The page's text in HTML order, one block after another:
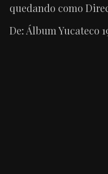
quedando como
De: Álbum Yucateco